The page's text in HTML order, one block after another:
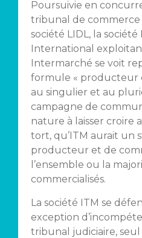
Poursuivie en
tribunal de commerce
société LIDL, la
International
Intermarché se voit
formule « producteur
au singulier et au
campagne de
nature à laisser croire
tort, qu’ITM aurait un
producteur et de
l’ensemble ou la
commercialisés.
La société ITM se
exception
tribunal judiciaire,